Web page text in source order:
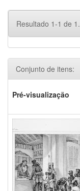
Resultado 1-1 de 1.
Conjunto de itens:
Pré-visualização